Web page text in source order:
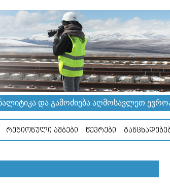
ᲓᲐ ᲒᲐᲛᲝᲫᲘᲔᲑᲐ ᲐᲦᲛᲝᲡᲐᲕᲚᲔᲗ
ᲠᲔᲒᲘᲝᲜᲣᲚᲘ ᲐᲛᲑᲔᲑᲘ ᲬᲔᲕᲠᲔᲑᲘ